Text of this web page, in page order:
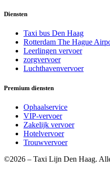
Diensten
Taxi bus Den Haag
Rotterdam The Hague
Leerlingen vervoer
zorgvervoer
Luchthavenvervoer
Premium diensten
Ophaalservice
VIP-vervoer
Zakelijk vervoer
Hotelvervoer
Trouwvervoer
©2026 – Taxi Lijn Den Haag.